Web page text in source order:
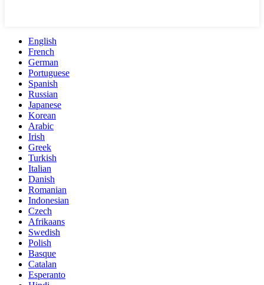
English
French
German
Portuguese
Spanish
Russian
Japanese
Korean
Arabic
Irish
Greek
Turkish
Italian
Danish
Romanian
Indonesian
Czech
Afrikaans
Swedish
Polish
Basque
Catalan
Esperanto